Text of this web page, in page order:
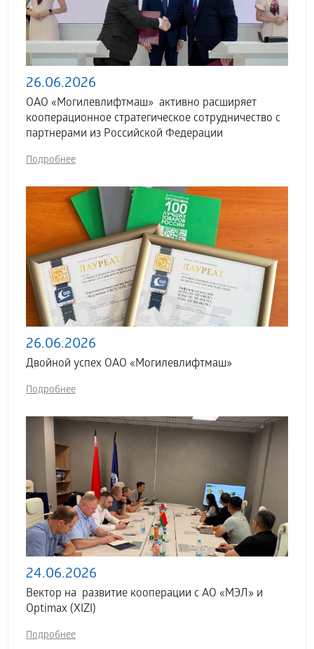
26.06.2026
ОАО «Могилевлифтмаш» активно расширяет
кооперационное стратегическое сотрудничество с
партнерами из Российской Федерации
Подробнее
26.06.2026
Двойной успех ОАО «Могилевлифтмаш»
Подробнее
24.06.2026
Вектор на развитие кооперации с АО «МЭЛ» и
Optimax (XIZI)
Подробнее